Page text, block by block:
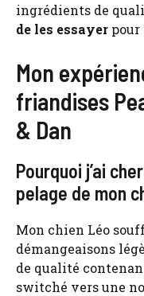
ingrédients de
de les essayer pour
Mon
friandises
& Dan
Pourquoi j’ai
pelage de mon
Mon chien Léo
démangeaisons
de qualité
switché vers une